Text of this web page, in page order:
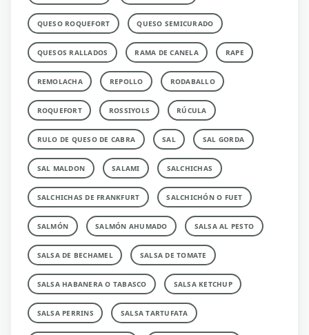
QUESO ROQUEFORT QUESO SEMICURADO
QUESOS RALLADOS RAMA DE CANELA RAPE
REMOLACHA REPOLLO RODABALLO
ROQUEFORT ROSSIYOLS RÚCULA
RULO DE QUESO DE CABRA SAL SAL GORDA
SAL MALDON SALAMI SALCHICHAS
SALCHICHAS DE FRANKFURT SALCHICHÓN O FUET
SALMÓN SALMÓN AHUMADO SALSA AL PESTO
SALSA DE BECHAMEL SALSA DE TOMATE
SALSA HABANERA O TABASCO SALSA KETCHUP
SALSA PERRINS SALSA TARTUFATA